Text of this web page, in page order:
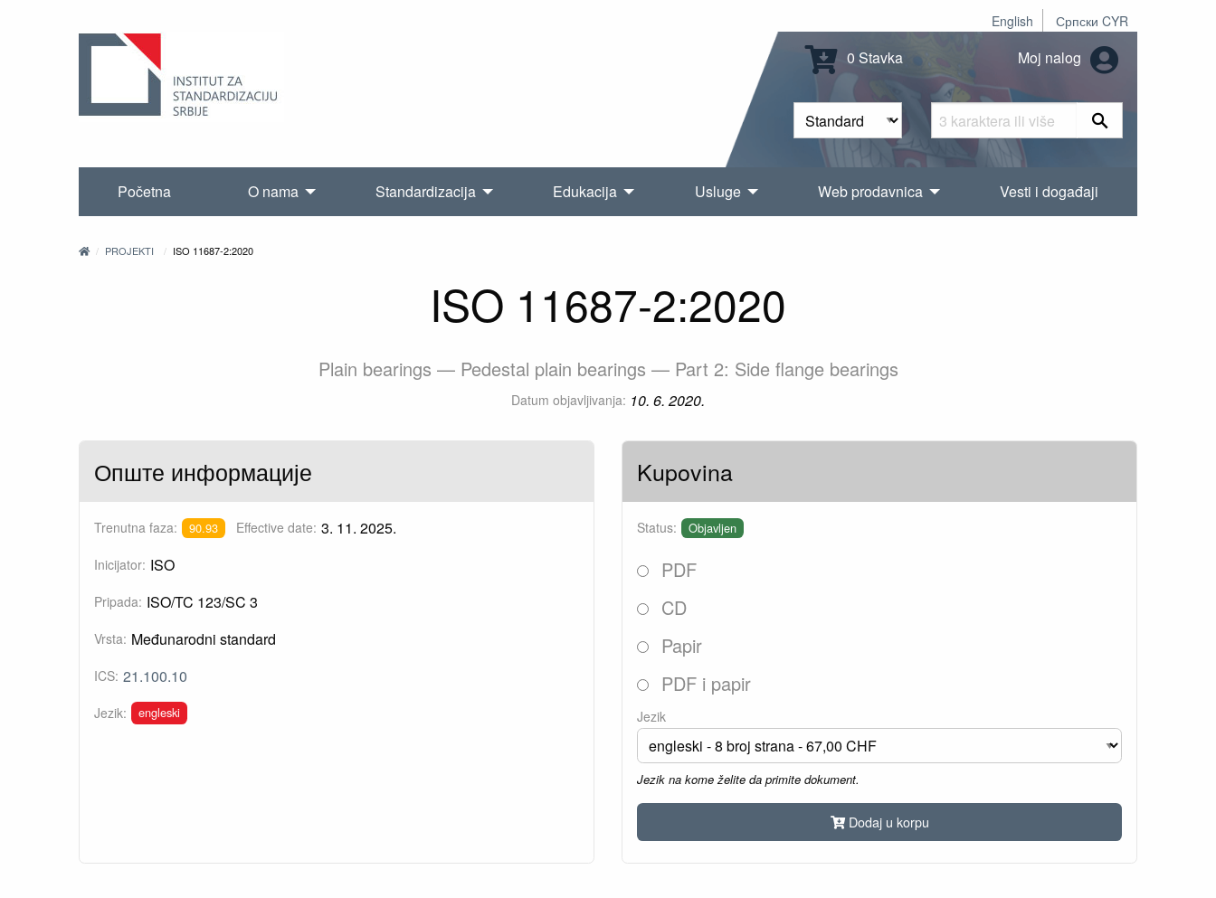
English Српски CYR
0 Stavka Moj nalog
Početna O nama Standardizacija Edukacija Usluge Web prodavnica Vesti i događaji
PROJEKTI ISO 11687-2:2020
ISO 11687-2:2020
Plain bearings — Pedestal plain bearings — Part 2: Side flange bearings
Datum objavljivanja: 10. 6. 2020.
Опште информације
Trenutna faza: 90.93 Effective date: 3. 11. 2025.
Inicijator: ISO
Pripada: ISO/TC 123/SC 3
Vrsta: Međunarodni standard
ICS: 21.100.10
Jezik: engleski
Kupovina
Status: Objavljen
PDF
CD
Papir
PDF i papir
Jezik
Jezik na kome želite da primite dokument.
Dodaj u korpu